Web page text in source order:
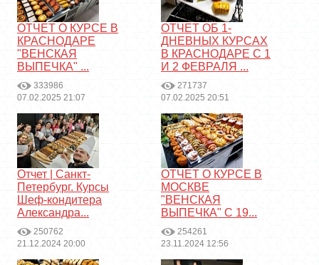
ОТЧЕТ О КУРСЕ В
КРАСНОДАРЕ
"ВЕНСКАЯ
ВЫПЕЧКА" ...
333986
07.02.2025 21:07
ОТЧЕТ ОБ 1-
ДНЕВНЫХ КУРСАХ
В КРАСНОДАРЕ С 1
И 2 ФЕВРАЛЯ ...
271737
07.02.2025 20:51
Отчет | Санкт-
Петербург. Курсы
Шеф-кондитера
Александра...
250762
21.12.2024 20:00
ОТЧЕТ О КУРСЕ В
МОСКВЕ
"ВЕНСКАЯ
ВЫПЕЧКА" С 19...
254261
23.11.2024 12:56